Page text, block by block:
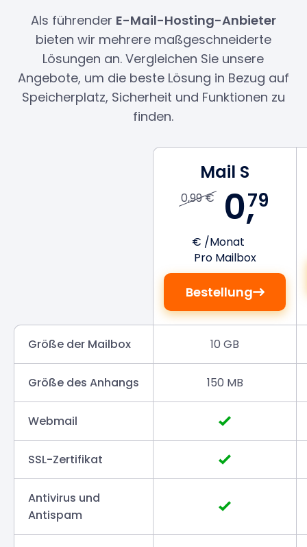
Als führender E-Mail-Hosting-Anbieter
bieten wir mehrere maßgeschneiderte
Lösungen an. Vergleichen Sie unsere
Angebote, um die beste Lösung in Bezug auf
Speicherplatz, Sicherheit und Funktionen zu
finden.
Mail S
0,99 € 0,79
€ /Monat
Pro Mailbox
Bestellung
Größe der Mailbox 10 GB
Größe des Anhangs 150 MB
Webmail
SSL-Zertifikat
Antivirus und
Antispam